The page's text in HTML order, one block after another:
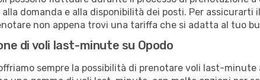
alla domanda e alla disponibilità dei posti. Per
non appena trovi una tariffa che si adatta al tuo
di voli last-minute su Opodo
sempre la possibilità di prenotare voli last-